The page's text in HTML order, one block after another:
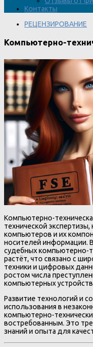
Контакты
РЕЦЕНЗИРОВАНИЕ
Компьютерно-
Компьютерно-
технической
компьютеров и их
носителей информации.
судебных компьютерно-
растёт, что связано с
техники и цифровых
ростом числа
компьютерных
Развитие технологий и
использования в
компьютерно-
востребованным. Это
знаний и опыта для